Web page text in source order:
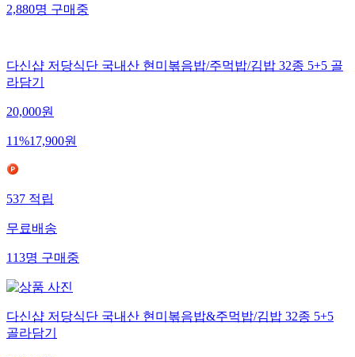
2,880명 구매중
다신샵 저당식단 국내산 현미볶음밥/주먹밥/김밥 32종 5+5 골
라담기
20,000원
11%17,900원
537적립
무료배송
113명구매중
다신샵 저당식단 국내산 현미볶음밥&주먹밥/김밥 32종 5+5
골라담기